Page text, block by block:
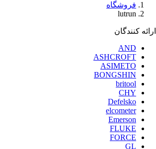
فروشگاه
lutrun
ارائه کنندگان
AND
ASHCROFT
ASIMETO
BONGSHIN
britool
CHY
Defelsko
elcometer
Emerson
FLUKE
FORCE
GL